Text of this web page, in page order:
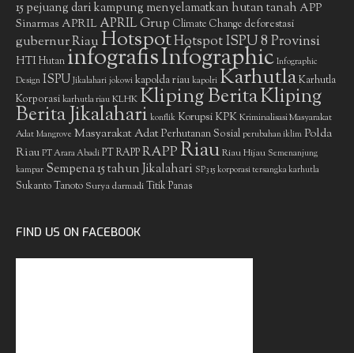
15 pejuang dari kampung menyelamatkan hutan tanah APP
Sinarmas APRIL APRIL Grup Climate Change deforestasi
gubernur RiauHotspotHotspot ISPU 8 Provinsi
HTIHutan infografisInfographic Infographic
Design ISPU Jikalahari jokowi kapolda riau kapolri KarhutlaKarhutla
Korporasikarhutla riauKLHKKliping BeritaKliping
Berita Jikalahari konflik Korupsi KPKKriminalisasi Masyarakat
Adat Mangrove Masyarakat AdatPerhutanan Sosial perubahan iklim Polda
Riau PT Arara Abadi PT RAPPRAPPRiauRiau Hijau Semenanjung
kampar Sempena 15 tahun Jikalahari SP3 15 korporasi tersangka karhutla
Sukanto Tanoto Surya darmadiTitik Panas
FIND US ON FACEBOOK